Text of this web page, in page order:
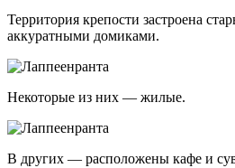
Территория крепости застроена
аккуратными домиками.
Некоторые из них — жилые.
В других — расположены кафе и